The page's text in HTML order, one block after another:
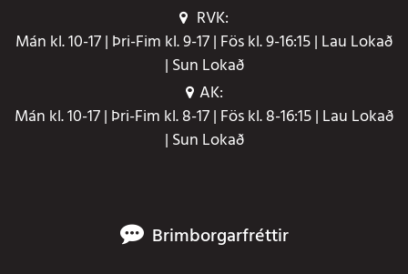
RVK:
Mán kl. 10-17 | Þri-Fim kl. 9-17 | Fös kl. 9-16:15 | Lau Lokað
| Sun Lokað
AK:
Mán kl. 10-17 | Þri-Fim kl. 8-17 | Fös kl. 8-16:15 | Lau Lokað
| Sun Lokað
Brimborgarfréttir